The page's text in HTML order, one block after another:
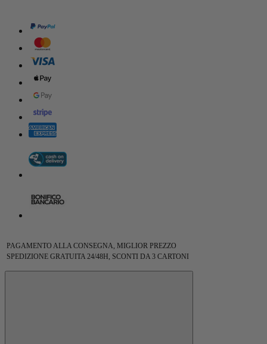
PAGAMENTO ALLA CONSEGNA, MIGLIOR PREZZO
SPEDIZIONE GRATUITA 24/48H, SCONTI DA 3 CARTONI